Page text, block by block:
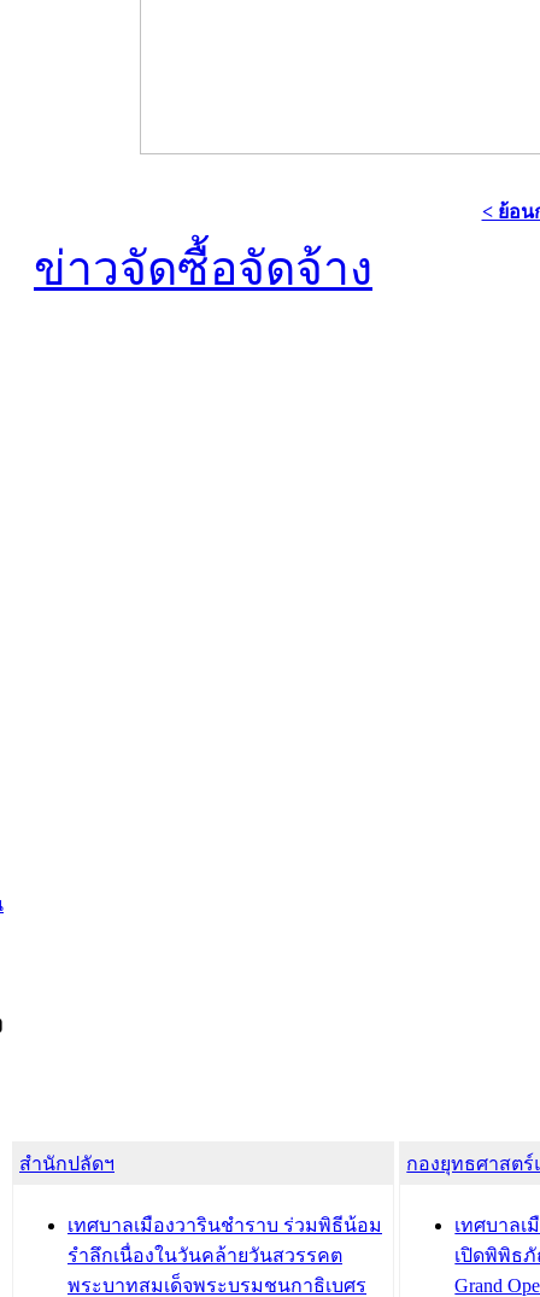
< ย้อน
ข่าวจัดซื้อจัดจ้าง
สำนักปลัดฯ
เทศบาลเมืองวารินชำราบ ร่วมพิธีน้อม
รำลึกเนื่องในวันคล้ายวันสวรรคต
พระบาทสมเด็จพระบรมชนกาธิเบศร
กองยุทธศาสต
เทศบาลเ
เปิดพิพิธภั
Grand